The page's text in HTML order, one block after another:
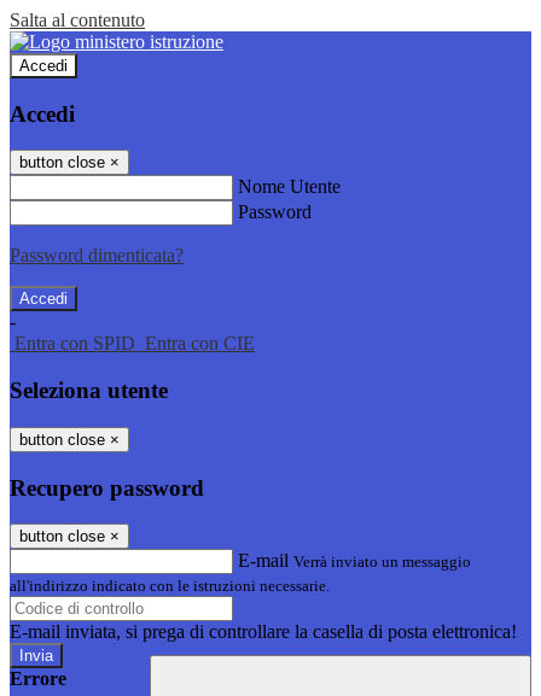
Salta al contenuto
Accedi
Accedi
button close ×
Nome Utente
Password
Password dimenticata?
-
Entra con SPID Entra con CIE
Seleziona utente
button close ×
Recupero password
button close ×
E-mail Verrà inviato un messaggio
all'indirizzo indicato con le istruzioni necessarie.
E-mail inviata, si prega di controllare la casella di posta elettronica!
Errore